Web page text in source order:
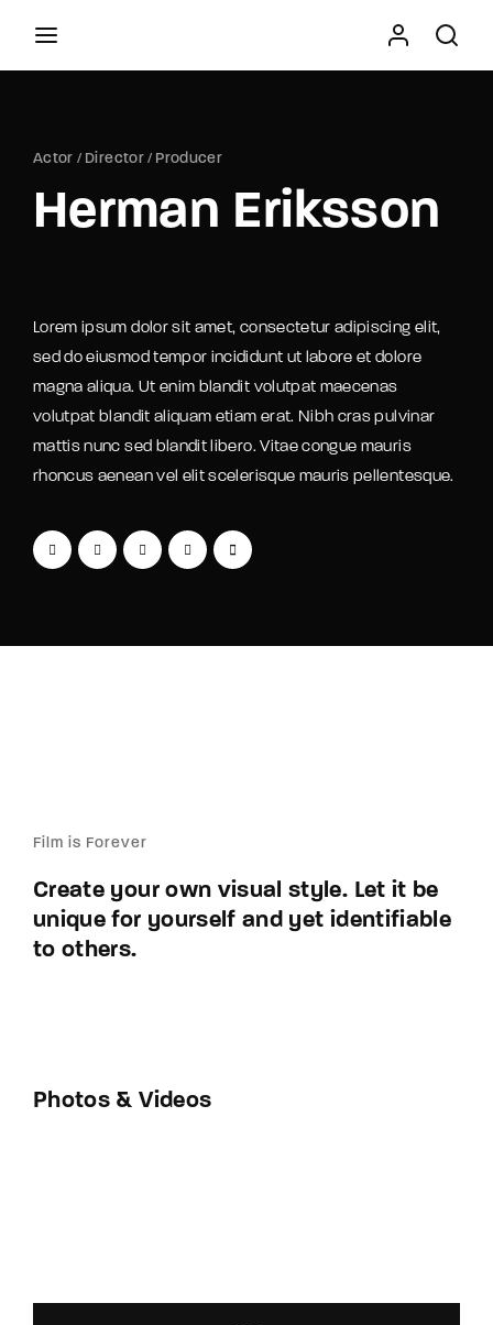
Actor Director Producer
Herman Eriksson
Lorem ipsum dolor sit amet, consectetur adipiscing elit,
sed do eiusmod tempor incididunt ut labore et dolore
magna aliqua. Ut enim blandit volutpat maecenas
volutpat blandit aliquam etiam erat. Nibh cras pulvinar
mattis nunc sed blandit libero. Vitae congue mauris
rhoncus aenean vel elit scelerisque mauris pellentesque.
Film is Forever
Create your own visual style. Let it be
unique for yourself and yet identifiable
to others.
Photos & Videos
Theme.
ESC to close